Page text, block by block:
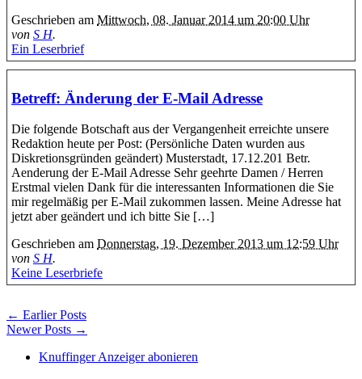
Geschrieben am Mittwoch, 08. Januar 2014 um 20:00 Uhr
von S H.
Ein Leserbrief
Betreff: Änderung der E-Mail Adresse
Die folgende Botschaft aus der Vergangenheit erreichte unsere
Redaktion heute per Post: (Persönliche Daten wurden aus
Diskretionsgründen geändert) Musterstadt, 17.12.201 Betr.
Aenderung der E-Mail Adresse Sehr geehrte Damen / Herren
Erstmal vielen Dank für die interessanten Informationen die Sie
mir regelmäßig per E-Mail zukommen lassen. Meine Adresse hat
jetzt aber geändert und ich bitte Sie […]
Geschrieben am Donnerstag, 19. Dezember 2013 um 12:59 Uhr
von S H.
Keine Leserbriefe
← Earlier Posts
Newer Posts →
Knuffinger Anzeiger abonieren